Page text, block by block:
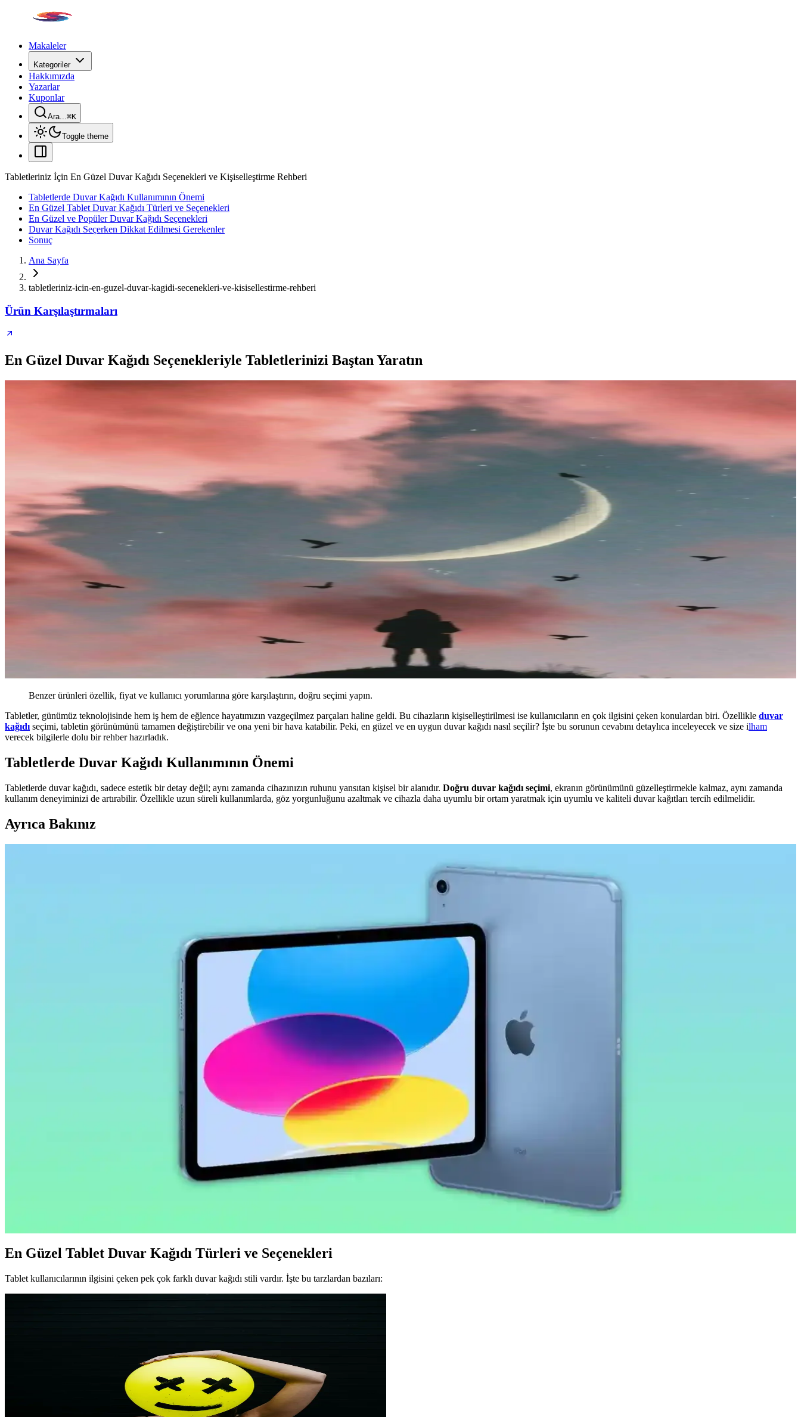
Makaleler
Kategoriler
Hakkımızda
Yazarlar
Kuponlar
Ara...⌘K
Toggle theme
Tabletleriniz İçin En Güzel Duvar Kağıdı Seçenekleri ve Kişiselleştirme Rehberi
Tabletlerde Duvar Kağıdı Kullanımının Önemi
En Güzel Tablet Duvar Kağıdı Türleri ve Seçenekleri
En Güzel ve Popüler Duvar Kağıdı Seçenekleri
Duvar Kağıdı Seçerken Dikkat Edilmesi Gerekenler
Sonuç
Ana Sayfa
tabletleriniz-icin-en-guzel-duvar-kagidi-secenekleri-ve-kisisellestirme-rehberi
Ürün Karşılaştırmaları
En Güzel Duvar Kağıdı Seçenekleriyle Tabletlerinizi Baştan Yaratın
Benzer ürünleri özellik, fiyat ve kullanıcı yorumlarına göre karşılaştırın, doğru seçimi yapın.
Tabletler, günümüz teknolojisinde hem iş hem de eğlence hayatımızın vazgeçilmez parçaları haline geldi. Bu cihazların kişiselleştirilmesi ise kullanıcıların en çok ilgisini çeken konulardan biri. Özellikle duvar
kağıdı seçimi, tabletin görünümünü tamamen değiştirebilir ve ona yeni bir hava katabilir. Peki, en güzel ve en uygun duvar kağıdı nasıl seçilir? İşte bu sorunun cevabını detaylıca inceleyecek ve size ilham
verecek bilgilerle dolu bir rehber hazırladık.
Tabletlerde Duvar Kağıdı Kullanımının Önemi
Tabletlerde duvar kağıdı, sadece estetik bir detay değil; aynı zamanda cihazınızın ruhunu yansıtan kişisel bir alanıdır. Doğru duvar kağıdı seçimi, ekranın görünümünü güzelleştirmekle kalmaz, aynı zamanda
kullanım deneyiminizi de artırabilir. Özellikle uzun süreli kullanımlarda, göz yorgunluğunu azaltmak ve cihazla daha uyumlu bir ortam yaratmak için uyumlu ve kaliteli duvar kağıtları tercih edilmelidir.
Ayrıca Bakınız
Samsung Galaxy Tab S9 Plus X810 için Microsonic Temperli Cam Ekran Koruyucu Ürün Özellikleri ve Avantajları
Microsonic temperli cam ekran koruyucu, Galaxy Tab S9 Plus X810 modeline özel tasarımıyla yüksek dayanıklılık ve estetik sunar. Çizilmelere karşı dirençli, kolay uygulanabilir ve kullanımı rahat bir ürün.
Ally 9.0 Akıllı Tahta, Tablet ve Telefon Stylus Kalem: Yüksek Hassasiyetli ve Ergonomik Tasarım
Ally 9.0 stylus kalem, yüksek hassasiyet, uyumluluk ve ergonomik tasarımıyla akıllı tahta, tablet ve telefonlarda pratik kullanım sağlar, yoğun çalışma ve eğitim ortamlarına uygun bir seçenektir.
Samsung Galaxy Tab S10 FE Plus İçin Kırılmaz Ekran Koruyucu İncelemesi ve Kullanıcı Yorumları
Samsung Galaxy Tab S10 FE Plus için tasarlanmış kırılmaz ekran koruyucu, yüksek dayanıklılık ve kolay uygulama özellikleriyle ekranı çizilmelere ve darbelere karşı korur.
Samsung Galaxy Tab S11 Ultra 14.6 İnç AMOLED Ekranlı Güçlü ve Çok Yönlü Tablet Özellikleri
Samsung Galaxy Tab S11 Ultra, 14.6 inç AMOLED ekran, güçlü işlemci ve uzun pil ömrü ile çok yönlü kullanım sunar. Profesyonel ve eğlence amaçlı ideal bir tablet deneyimi sağlar.
Samsung Galaxy Tab S9 FE+ Plus için Nano Kırılmaz Esnek Ekran Koruyucu İncelemesi
Samsung Galaxy Tab S9 FE+ Plus için tasarlanmış nano cam ekran koruyucu, yüksek dayanıklılık ve net görüntü sağlar. Kolay uygulama ve göz yorgunluğunu azaltıcı özellikleriyle ekran korumasında yeni
Huawei MatePad 10.4 için Nano Esnek Cam Ekran Koruyucu İncelemesi ve Kullanıcı Deneyimleri
Huawei MatePad 10.4 uyumlu nano esnek cam ekran koruyucu, yüksek dayanıklılık ve şeffaflık sağlar, kolay uygulama ve iyi koruma özellikleriyle öne çıkar.
Apple iPad Pro'da Donanım Sınırlı, Yazılım Geliştirmeleri Öncelikli Yaklaşım
Apple, iPad Pro'da donanım yeniliklerini sınırlarken, yazılım tarafında profesyonel kullanıcılar için iPadOS deneyimini geliştirmeye odaklanıyor. Bu strateji cihazın potansiyelini artırmayı hedefliyor.
En Güzel Tablet Duvar Kağıdı Türleri ve Seçenekleri
Tablet kullanıcılarının ilgisini çeken pek çok farklı duvar kağıdı stili vardır. İşte bu tarzlardan bazıları: